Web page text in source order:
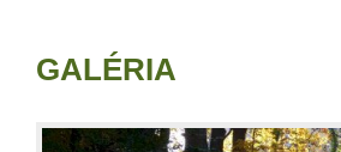
GALÉRIA